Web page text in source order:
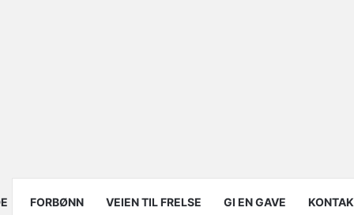
FORBØNN VEIEN TIL FRELSE GI EN GAVE